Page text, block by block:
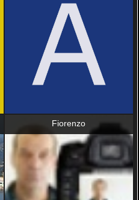
Fiorenzo